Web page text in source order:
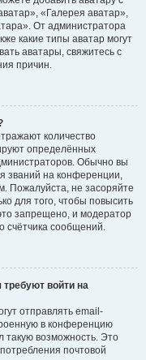
«Галерея аватар»,
От администратора
какие типы аватар могут
аватары, свяжитесь с
причин.
количество
определённых
Обычно вы
званий на конференции,
Пожалуйста, не засоряйте
для того, чтобы повысить
запрещено, и модератор
счётчика сообщений.
войти на
отправлять email-
в конференцию
такую возможность. Это
почтовой